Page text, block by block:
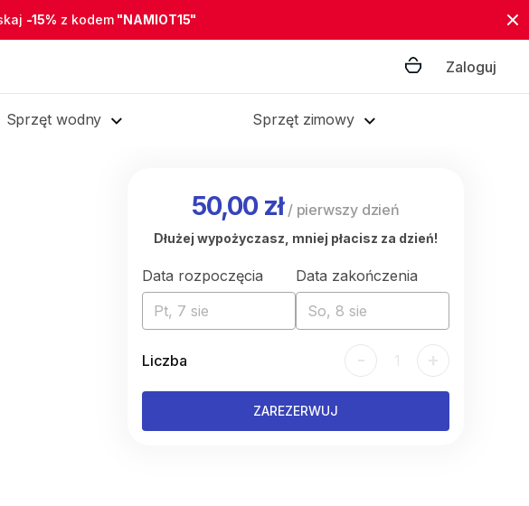
-15% z kodem "NAMIOT15"
Zaloguj
Sprzęt wodny Sprzęt zimowy
50,00 zł/ pierwszy dzień
Dłużej wypożyczasz, mniej płacisz za dzień!
Data rozpoczęcia
Pt, 7 sie
Data zakończenia
So, 8 sie
Liczba - 1 +
ZAREZERWUJ